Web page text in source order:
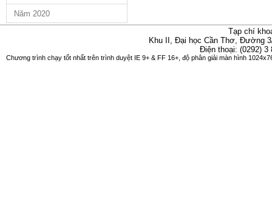
Năm 2020
Tạp chí
Khu II, Đại học Cần Thơ, Đường
Điện thoại: (0292)
Chương trình chạy tốt nhất trên trình duyệt IE 9+ & FF 16+, độ phân giải màn hình